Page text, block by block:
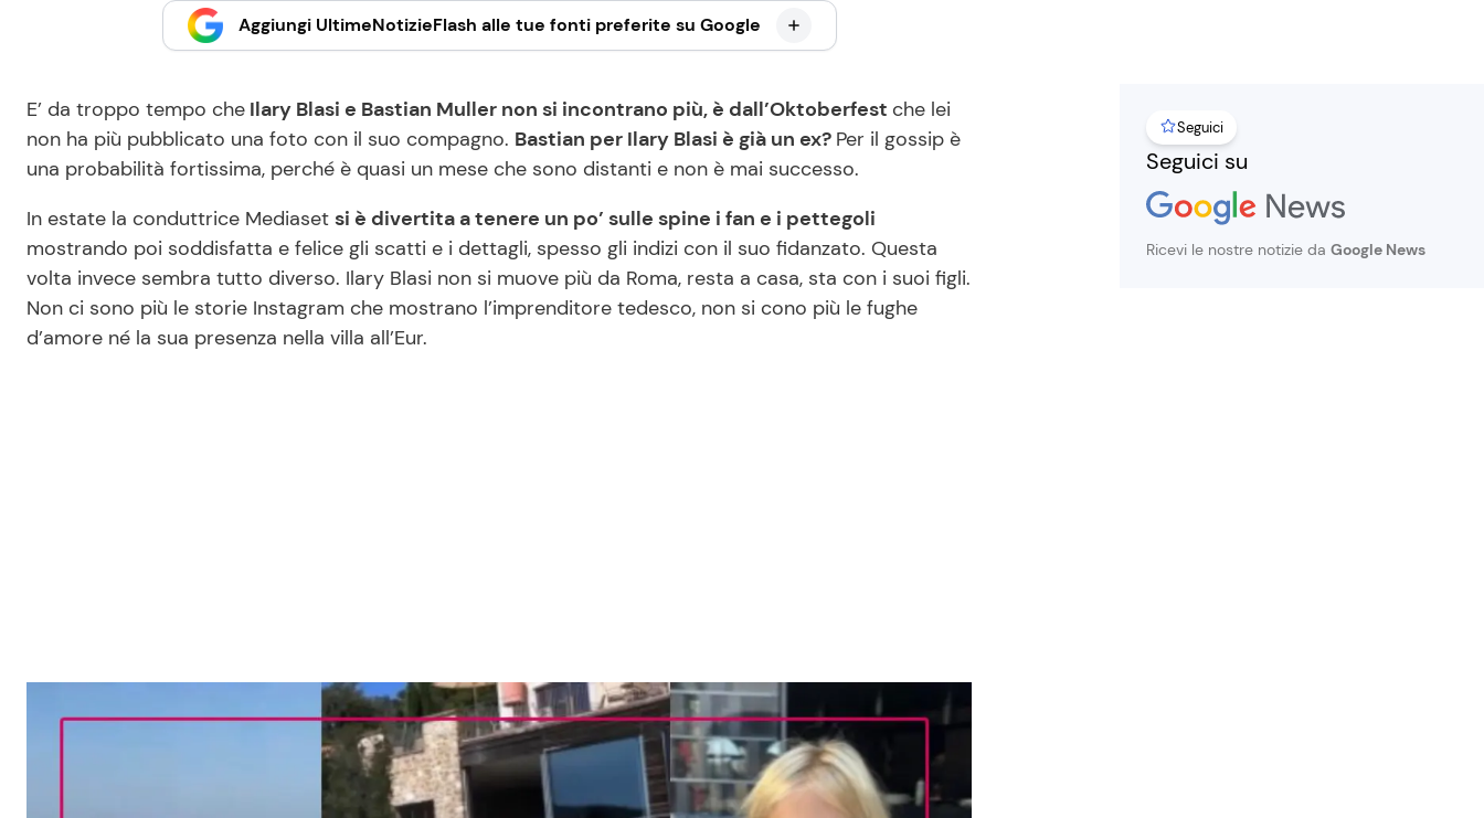
Aggiungi UltimeNotizieFlash alle tue fonti preferite su Google
E’ da troppo tempo che Ilary Blasi e Bastian Muller non si incontrano più, è dall’Oktoberfest che lei
non ha più pubblicato una foto con il suo compagno. Bastian per Ilary Blasi è già un ex? Per il gossip è
una probabilità fortissima, perché è quasi un mese che sono distanti e non è mai successo.
In estate la conduttrice Mediaset si è divertita a tenere un po’ sulle spine i fan e i pettegoli
mostrando poi soddisfatta e felice gli scatti e i dettagli, spesso gli indizi con il suo fidanzato. Questa
volta invece sembra tutto diverso. Ilary Blasi non si muove più da Roma, resta a casa, sta con i suoi figli.
Non ci sono più le storie Instagram che mostrano l’imprenditore tedesco, non si cono più le fughe
d’amore né la sua presenza nella villa all’Eur.
Seguici
Seguici su
Ricevi le nostre notizie da Google News